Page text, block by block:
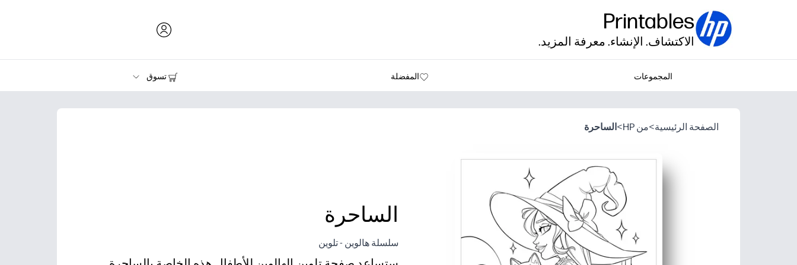
Printables
الاكتشاف. الإنشاء. معرفة المزيد.
المجموعات المفضلة
تسوق
الطابعات
الصفحة الرئيسية>من HP >الساحرة
الساحرة
سلسلة هالوين - تلوين